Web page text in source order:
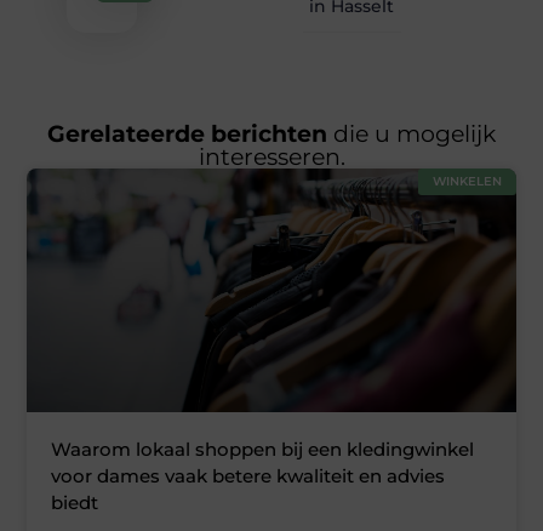
in Hasselt
Gerelateerde berichten die u mogelijk
interesseren.
WINKELEN
Waarom lokaal shoppen bij een kledingwinkel
voor dames vaak betere kwaliteit en advies
biedt